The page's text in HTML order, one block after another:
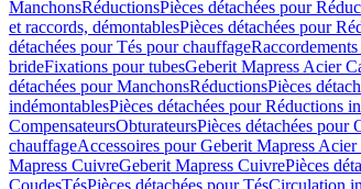
ManchonsRéductionsPièces détachées pour
et raccords, démontablesPièces détachées pour
détachées pour Tés pour chauffage
brideFixations pour tubesGeberit Mapress Acier
détachées pour ManchonsRéductionsPièces
indémontablesPièces détachées pour Réductions
CompensateursObturateursPièces détachées pour
chauffageAccessoires pour Geberit Mapress Acier
Mapress CuivreGeberit Mapress CuivrePièces
CoudesTésPièces détachées pour TésCirculation